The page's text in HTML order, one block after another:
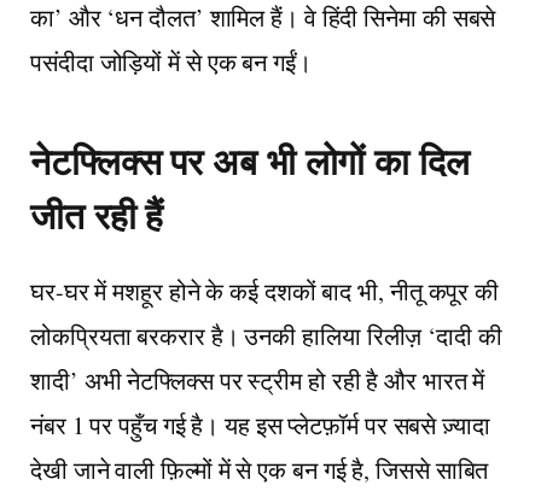
का’ और ‘धन दौलत’ शामिल हैं। वे हिंदी सिनेमा की सबसे
पसंदीदा जोड़ियों में से एक बन गईं।
नेटफ्लिक्स पर अब भी लोगों का दिल
जीत रही हैं
घर-घर में मशहूर होने के कई दशकों बाद भी, नीतू कपूर की
लोकप्रियता बरकरार है। उनकी हालिया रिलीज़ ‘दादी की
शादी’ अभी नेटफ्लिक्स पर स्ट्रीम हो रही है और भारत में
नंबर 1 पर पहुँच गई है। यह इस प्लेटफ़ॉर्म पर सबसे ज़्यादा
देखी जाने वाली फ़िल्मों में से एक बन गई है, जिससे साबित